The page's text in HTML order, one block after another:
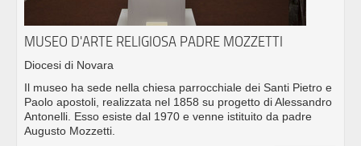
MUSEO D'ARTE RELIGIOSA PADRE MOZZETTI
Diocesi di Novara
Il museo ha sede nella chiesa parrocchiale dei Santi Pietro e
Paolo apostoli, realizzata nel 1858 su progetto di Alessandro
Antonelli. Esso esiste dal 1970 e venne istituito da padre
Augusto Mozzetti.